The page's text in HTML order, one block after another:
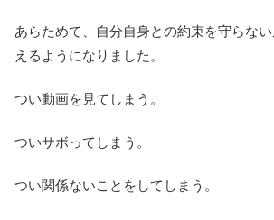
あらためて、自分自身との約束を守らな
えるようになりました。
つい動画を見てしまう。
ついサボってしまう。
つい関係ないことをしてしまう。